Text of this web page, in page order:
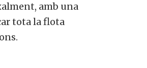
amb una
tota la flota